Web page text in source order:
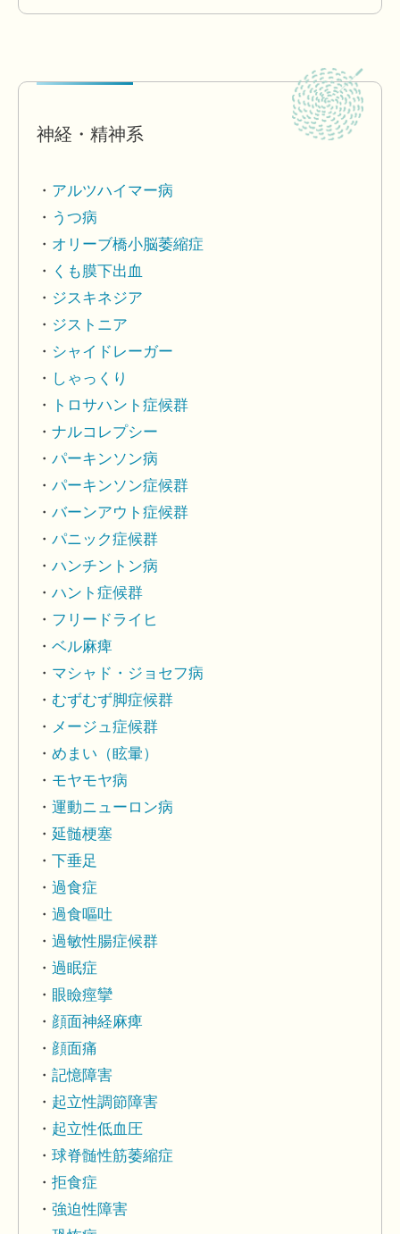
神経・精神系
アルツハイマー病
うつ病
オリーブ橋小脳萎縮症
くも膜下出血
ジスキネジア
ジストニア
シャイドレーガー
しゃっくり
トロサハント症候群
ナルコレプシー
パーキンソン病
パーキンソン症候群
バーンアウト症候群
パニック症候群
ハンチントン病
ハント症候群
フリードライヒ
ベル麻痺
マシャド・ジョセフ病
むずむず脚症候群
メージュ症候群
めまい（眩暈）
モヤモヤ病
運動ニューロン病
延髄梗塞
下垂足
過食症
過食嘔吐
過敏性腸症候群
過眠症
眼瞼痙攣
顔面神経麻痺
顔面痛
記憶障害
起立性調節障害
起立性低血圧
球脊髄性筋萎縮症
拒食症
強迫性障害